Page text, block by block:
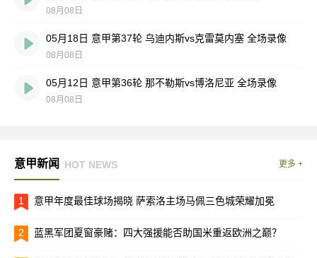
08月08日
05月18日 意甲第37轮 乌迪内斯vs克雷莫内塞 全场录像
08月08日
05月12日 意甲第36轮 那不勒斯vs博洛尼亚 全场录像
08月08日
意甲新闻 HOT NEWS 更多 +
1 意甲年度最佳球场揭晓 萨索洛主场马佩三色城荣耀加冕
2 蓝黑军团夏窗豪赌：四大强援能否助国米重返欧洲之巅？